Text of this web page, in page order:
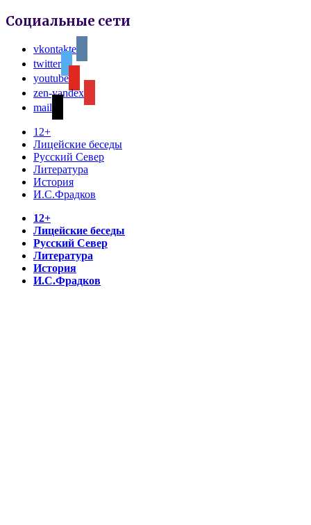
Социальные сети
vkontakte
twitter
youtube
zen-yandex
mail
12+
Лицейские беседы
Русский Север
Литература
История
И.С.Фрадков
12+
Лицейские беседы
Русский Север
Литература
История
И.С.Фрадков